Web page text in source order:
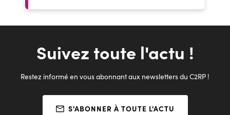
Suivez toute l'actu !
Restez informé en vous abonnant aux newsletters du C2RP !
S'ABONNER À TOUTE L'ACTU